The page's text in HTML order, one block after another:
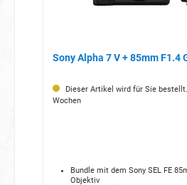
Sony Alpha 7 V + 85mm F1.4
Dieser Artikel wird für Sie
Wochen
Bundle mit dem Sony SEL FE
Objektiv